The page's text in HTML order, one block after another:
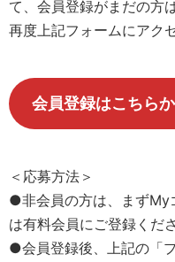
て、会員登録がまだの方
再度上記フォームにアク
会員登録はこちら
＜応募方法＞
●非会員の方は、まずMy
は有料会員にご登録くださ
●会員登録後、上記の「